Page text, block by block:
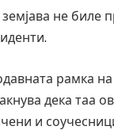
не биле
рамка
дека таа
и